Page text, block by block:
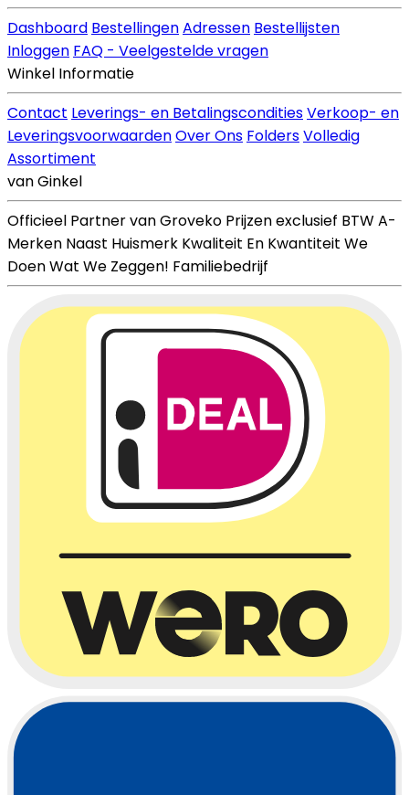
Dashboard BestellingenAdressen Bestellijsten
Inloggen FAQ - Veelgestelde vragen
Winkel Informatie
Contact Leverings- en BetalingsconditiesVerkoop- en
LeveringsvoorwaardenOver Ons FoldersVolledig
Assortiment
van Ginkel
Officieel Partner van Groveko Prijzen exclusief BTWA-
Merken Naast Huismerk Kwaliteit En Kwantiteit We
Doen Wat We Zeggen! Familiebedrijf